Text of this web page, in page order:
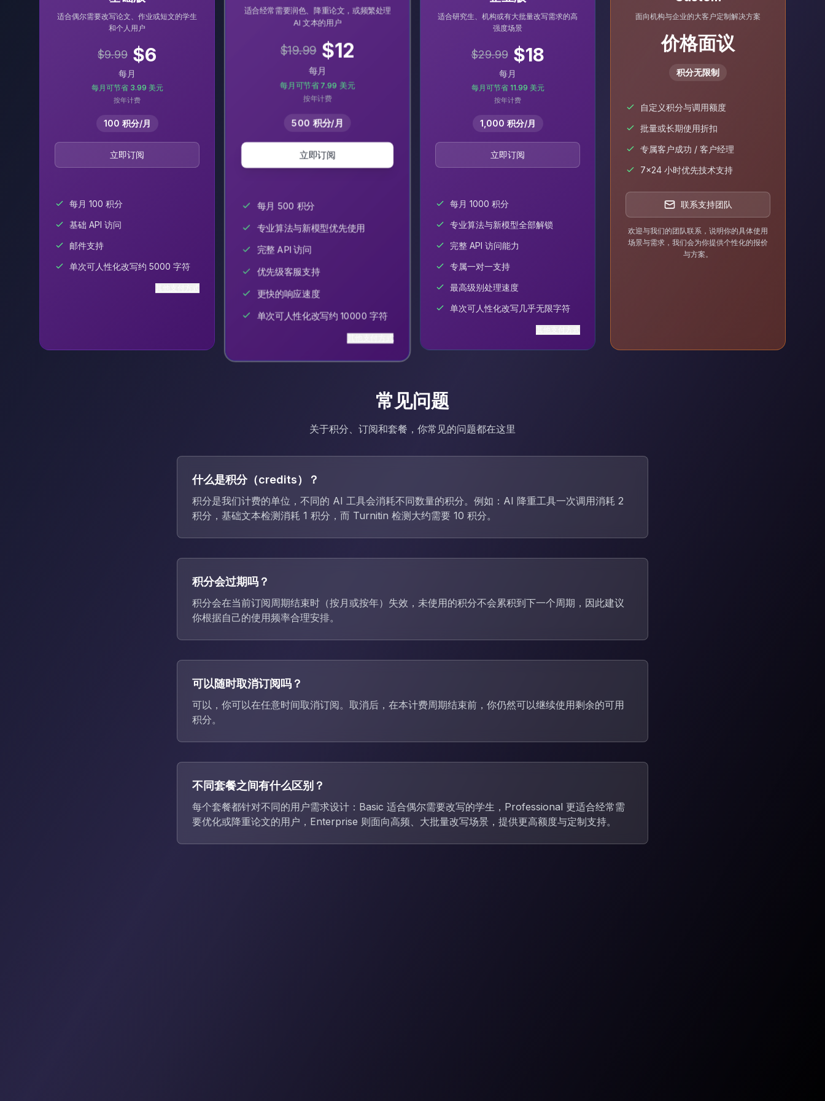
适合偶尔需要改写论文、作业或短文的学生
和个人用户
$9.99 $6
每月
每月可节省 3.99 美元
按年计费
100 积分/月
立即订阅
每月 100 积分
基础 API 访问
邮件支持
单次可人性化改写约 5000 字符
适合经常需要润色、降重论文，或频繁处理
AI 文本的用户
$19.99 $12
每月
每月可节省 7.99 美元
按年计费
500 积分/月
立即订阅
每月 500 积分
专业算法与新模型优先使用
完整 API 访问
优先级客服支持
更快的响应速度
单次可人性化改写约 10000 字符
适合研究生、机构或有大批量改写需求的高
强度场景
$29.99 $18
每月
每月可节省 11.99 美元
按年计费
1,000 积分/月
立即订阅
每月 1000 积分
专业算法与新模型全部解锁
完整 API 访问能力
专属一对一支持
最高级别处理速度
单次可人性化改写几乎无限字符
面向机构与企业的大客户定制解决方案
价格面议
积分无限制
自定义积分与调用额度
批量或长期使用折扣
专属客户成功 / 客户经理
7×24 小时优先技术支持
联系支持团队
欢迎与我们的团队联系，说明你的具体使用
场景与需求，我们会为你提供个性化的报价
与方案。
常见问题
关于积分、订阅和套餐，你常见的问题都在这里
什么是积分（credits）？
积分是我们计费的单位，不同的 AI 工具会消耗不同数量的积分。例如：AI 降重工具一次调用消耗 2
积分，基础文本检测消耗 1 积分，而 Turnitin 检测大约需要 10 积分。
积分会过期吗？
积分会在当前订阅周期结束时（按月或按年）失效，未使用的积分不会累积到下一个周期，因此建议
你根据自己的使用频率合理安排。
可以随时取消订阅吗？
可以，你可以在任意时间取消订阅。取消后，在本计费周期结束前，你仍然可以继续使用剩余的可用
积分。
不同套餐之间有什么区别？
每个套餐都针对不同的用户需求设计：Basic 适合偶尔需要改写的学生，Professional 更适合经常需
要优化或降重论文的用户，Enterprise 则面向高频、大批量改写场景，提供更高额度与定制支持。